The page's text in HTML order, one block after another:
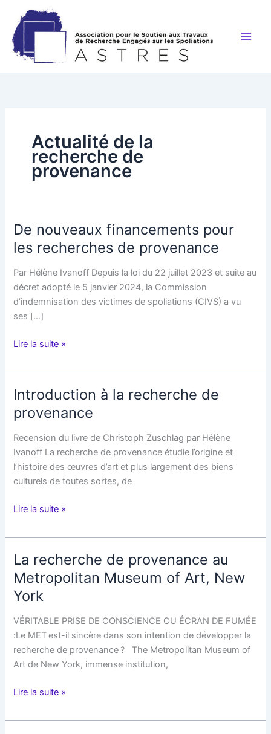
contenu
Actualité de la
recherche de
provenance
De nouveaux financements pour
les recherches de provenance
Par Hélène Ivanoff Depuis la loi du 22 juillet 2023 et suite au
décret adopté le 5 janvier 2024, la Commission
d’indemnisation des victimes de spoliations (CIVS) a vu
ses […]
De
financements
pour
les
recherches
Lire la suite »
Introduction à la recherche de
provenance
Recension du livre de Christoph Zuschlag par Hélène
Ivanoff La recherche de provenance étudie l’origine et
l’histoire des œuvres d’art et plus largement des biens
culturels de toutes sortes, de
Introduction
la
recherche
de
provenance
Lire la suite »
La recherche de provenance au
Metropolitan Museum of Art, New
York
VÉRITABLE PRISE DE CONSCIENCE OU ÉCRAN DE FUMÉE
:Le MET est-il sincère dans son intention de développer la
recherche de provenance ? The Metropolitan Museum of
Art de New York, immense institution,
La
de
Lire la suite »